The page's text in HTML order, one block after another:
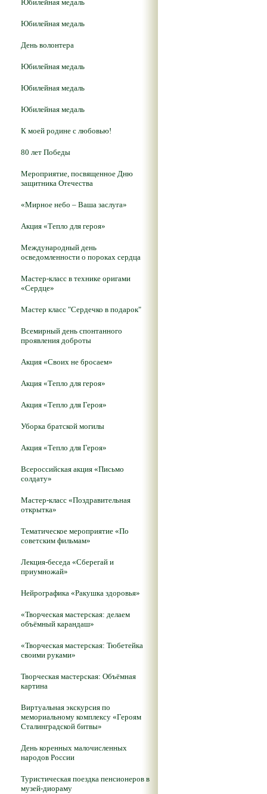
Юбилейная медаль
Юбилейная медаль
День волонтера
Юбилейная медаль
Юбилейная медаль
Юбилейная медаль
К моей родине с любовью!
80 лет Победы
Мероприятие, посвященное Дню
защитника Отечества
«Мирное небо – Ваша заслуга»
Акция «Тепло для героя»
Международный день
осведомленности о пороках сердца
Мастер-класс в технике оригами
«Сердце»
Мастер класс "Сердечко в подарок"
Всемирный день спонтанного
проявления доброты
Акция «Своих не бросаем»
Акция «Тепло для героя»
Акция «Тепло для Героя»
Уборка братской могилы
Акция «Тепло для Героя»
Всероссийская акция «Письмо
солдату»
Мастер-класс «Поздравительная
открытка»
Тематическое мероприятие «По
советским фильмам»
Лекция-беседа «Сберегай и
приумножай»
Нейрографика «Ракушка здоровья»
«Творческая мастерская: делаем
объёмный карандаш»
«Творческая мастерская: Тюбетейка
своими руками»
Творческая мастерская: Объёмная
картина
Виртуальная экскурсия по
мемориальному комплексу «Героям
Сталинградской битвы»
День коренных малочисленных
народов России
Туристическая поездка пенсионеров в
музей-диораму